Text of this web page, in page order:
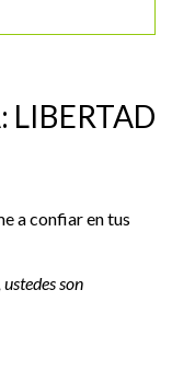
LIBERTAD
a confiar en tus
son